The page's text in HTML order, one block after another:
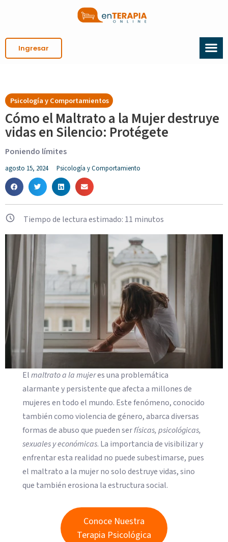
Ingresar
Psicología y Comportamientos
Cómo el Maltrato a la Mujer destruye
vidas en Silencio: Protégete
Poniendo límites
agosto 15, 2024 Psicología y Comportamiento
Tiempo de lectura estimado: 11 minutos
Elmaltrato a la mujeres una problemática
alarmante y persistente que afecta a millones de
mujeres en todo el mundo. Este fenómeno, conocido
también como violencia de género, abarca diversas
formas de abuso que pueden serfísicas, psicológicas,
sexuales y económicas. La importancia de visibilizar y
enfrentar esta realidad no puede subestimarse, pues
el maltrato a la mujer no solo destruye vidas, sino
que también erosiona la estructura social.
Conoce Nuestra
Terapia Psicológica